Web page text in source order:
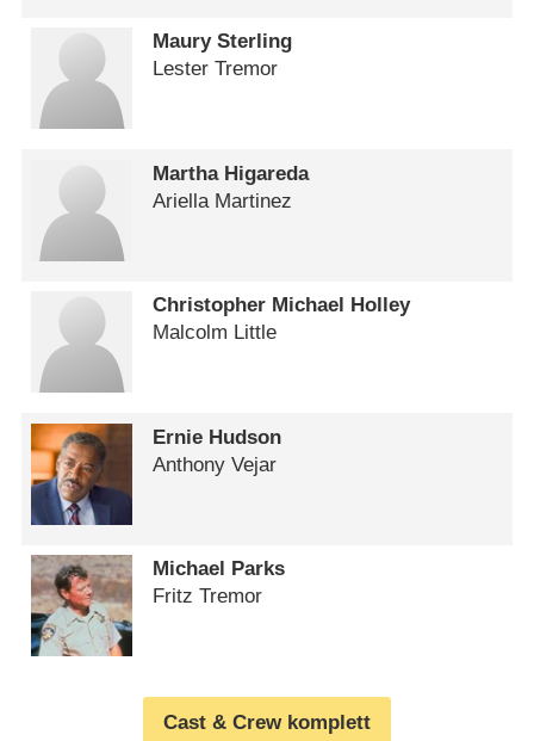
Maury Sterling
Lester Tremor
Martha Higareda
Ariella Martinez
Christopher Michael Holley
Malcolm Little
Ernie Hudson
Anthony Vejar
Michael Parks
Fritz Tremor
Cast & Crew komplett